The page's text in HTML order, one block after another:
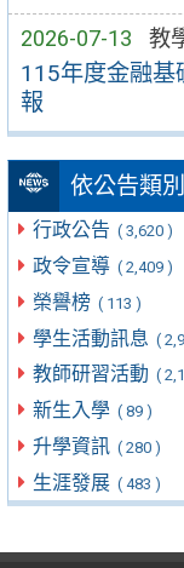
2026-07-13 教
115年度金融基
報
依公告類
行政公告 ( 3,620 )
政令宣導 ( 2,409 )
榮譽榜 ( 113 )
學生活動訊息 (
教師研習活動 (
新生入學 ( 89 )
升學資訊 ( 280 )
生涯發展 ( 483 )